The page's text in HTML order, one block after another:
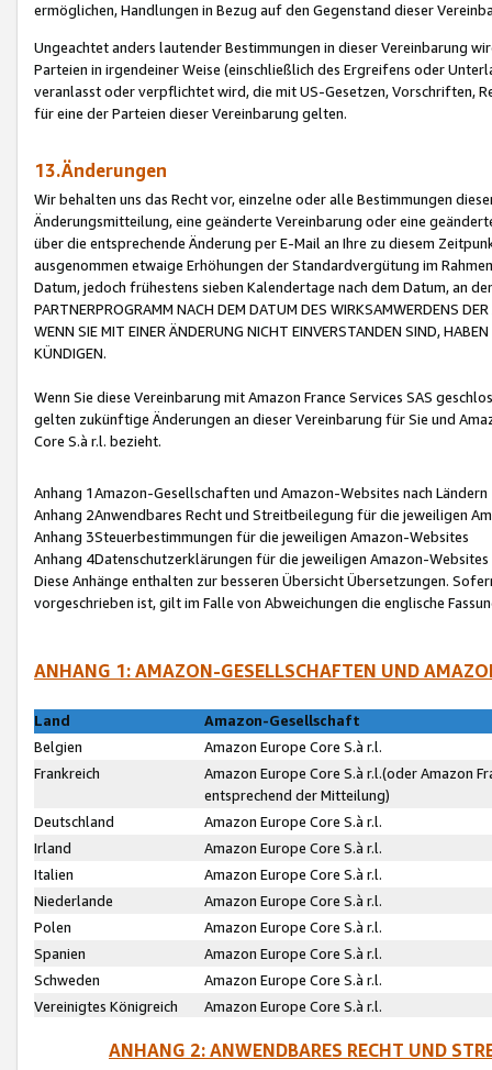
ermöglichen, Handlungen in Bezug auf den Gegenstand dieser
Ungeachtet anders lautender Bestimmungen in dieser Vereinbarung
Parteien in irgendeiner Weise (einschließlich des Ergreifens oder
veranlasst oder verpflichtet wird, die mit US-Gesetzen, Vorschriften,
für eine der Parteien dieser Vereinbarung gelten.
13.Änderungen
Wir behalten uns das Recht vor, einzelne oder alle Bestimmungen
Änderungsmitteilung, eine geänderte Vereinbarung oder eine
über die entsprechende Änderung per E-Mail an Ihre zu diesem
ausgenommen etwaige Erhöhungen der Standardvergütung im
Datum, jedoch frühestens sieben Kalendertage nach dem Datum, an
PARTNERPROGRAMM NACH DEM DATUM DES WIRKSAMWERDENS
WENN SIE MIT EINER ÄNDERUNG NICHT EINVERSTANDEN SIND,
KÜNDIGEN.
Wenn Sie diese Vereinbarung mit Amazon France Services SAS
gelten zukünftige Änderungen an dieser Vereinbarung für Sie und
Core S.à r.l. bezieht.
Anhang 1Amazon-Gesellschaften und Amazon-Websites nach Ländern
Anhang 2Anwendbares Recht und Streitbeilegung für die jeweiligen
Anhang 3Steuerbestimmungen für die jeweiligen Amazon-Websites
Anhang 4Datenschutzerklärungen für die jeweiligen Amazon-Websites
Diese Anhänge enthalten zur besseren Übersicht Übersetzungen.
vorgeschrieben ist, gilt im Falle von Abweichungen die englische
ANHANG 1: AMAZON-GESELLSCHAFTEN UND
Land
Amazon-Gesellschaft
Belgien
Amazon Europe Core S.à r.l.
Frankreich
Amazon Europe Core S.à r.l.(oder Amazon
entsprechend der Mitteilung)
Deutschland
Amazon Europe Core S.à r.l.
Irland
Amazon Europe Core S.à r.l.
Italien
Amazon Europe Core S.à r.l.
Niederlande
Amazon Europe Core S.à r.l.
Polen
Amazon Europe Core S.à r.l.
Spanien
Amazon Europe Core S.à r.l.
Schweden
Amazon Europe Core S.à r.l.
Vereinigtes Königreich
Amazon Europe Core S.à r.l.
ANHANG 2: ANWENDBARES RECHT UND